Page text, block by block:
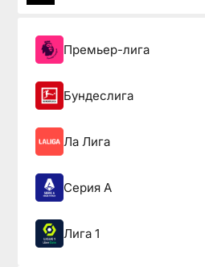
Премьер-лига
Бундеслига
Ла Лига
Серия А
Лига 1